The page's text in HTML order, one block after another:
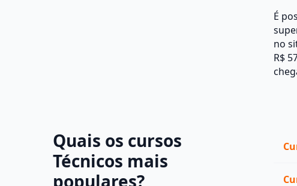
É
no
R$
Quais os cursos
Técnicos mais
populares?